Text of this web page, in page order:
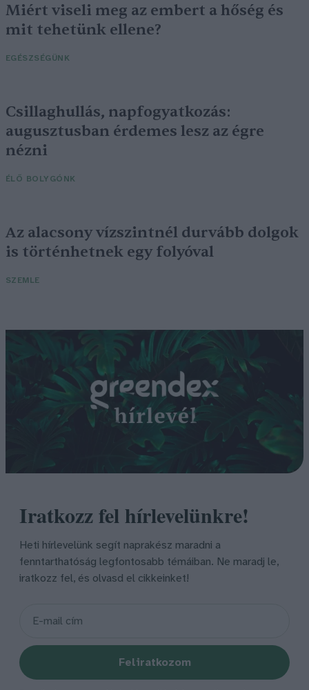
Miért viseli meg az embert a hőség és
mit tehetünk ellene?
EGÉSZSÉGÜNK
Csillaghullás, napfogyatkozás:
augusztusban érdemes lesz az égre
nézni
ÉLŐ BOLYGÓNK
Az alacsony vízszintnél durvább dolgok
is történhetnek egy folyóval
SZEMLE
Iratkozz fel hírlevelünkre!
Heti hírlevelünk segít naprakész maradni a
fenntarthatóság legfontosabb témáiban. Ne maradj le,
iratkozz fel, és olvasd el cikkeinket!
Feliratkozom